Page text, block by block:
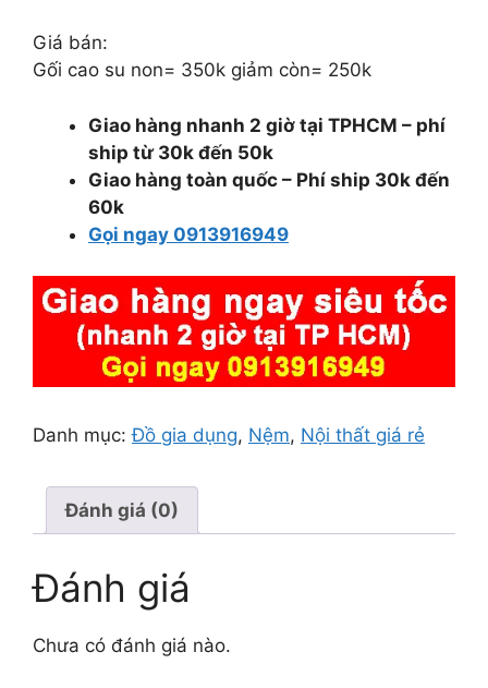
Giá bán:
Gối cao su non= 350k giảm còn= 250k
Giao hàng nhanh 2 giờ tại TPHCM – phí
ship từ 30k đến 50k
Giao hàng toàn quốc – Phí ship 30k đến
60k
Gọi ngay 0913916949
Danh mục:Đồ gia dụng, Nệm, Nội thất giá rẻ
Đánh giá (0)
Đánh giá
Chưa có đánh giá nào.